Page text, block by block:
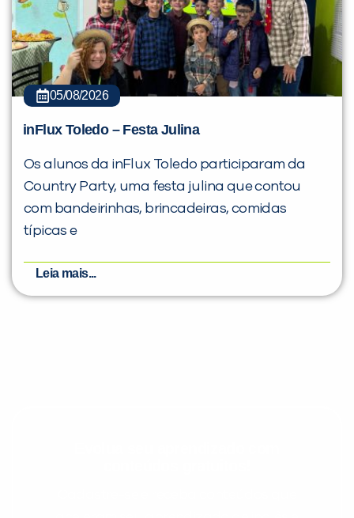
05/08/2026
inFlux Toledo – Festa Julina
Os alunos da inFlux Toledo participaram da
Country Party, uma festa julina que contou
com bandeirinhas, brincadeiras, comidas
típicas e
Leia mais...